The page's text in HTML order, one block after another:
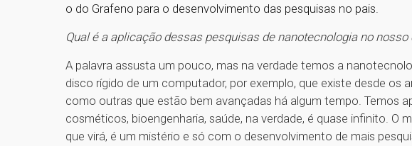
o do Grafeno para o desenvolvimento das pesquisas no pais.
Qual é a aplicação dessas pesquisas de nanotecnologia no nosso
A palavra assusta um pouco, mas na verdade temos a
disco rígido de um computador, por exemplo, que existe desde os
como outras que estão bem avançadas há algum tempo. Temos
cosméticos, bioengenharia, saúde, na verdade, é quase infinito. O
que virá, é um mistério e só com o desenvolvimento de mais